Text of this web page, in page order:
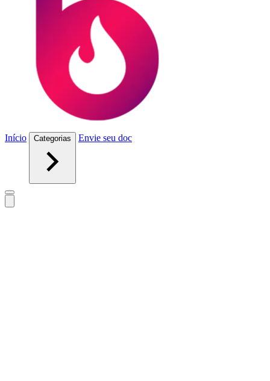
Início Categorias Envie seu doc